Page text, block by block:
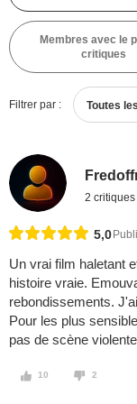
Membres avec le
critiques
Filtrer par : Toutes
2 critiques
5,0
Un vrai film haletant
histoire vraie.
rebondissements.
Pour les plus
pas de scène
10 2